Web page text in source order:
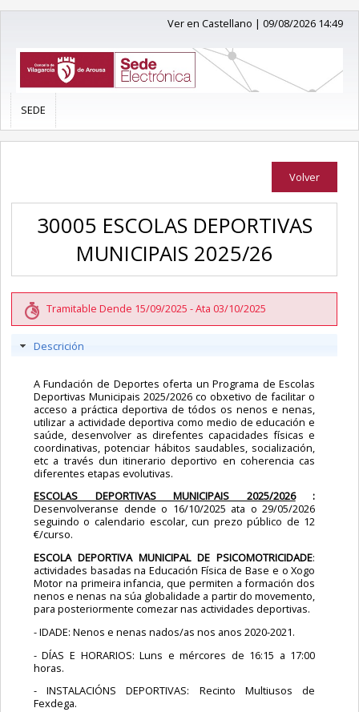
Ver en Castellano |09/08/2026 14:49
SEDE
Volver
30005 ESCOLAS DEPORTIVAS
MUNICIPAIS 2025/26
Tramitable Dende 15/09/2025 - Ata 03/10/2025
Descrición
A Fundación de Deportes oferta un Programa de Escolas
Deportivas Municipais 2025/2026 co obxetivo de facilitar o
acceso a práctica deportiva de tódos os nenos e nenas,
utilizar a actividade deportiva como medio de educación e
saúde, desenvolver as direfentes capacidades físicas e
coordinativas, potenciar hábitos saudables, socialización,
etc a través dun itinerario deportivo en coherencia cas
diferentes etapas evolutivas.
ESCOLAS DEPORTIVAS MUNICIPAIS 2025/2026:
Desenvolveranse dende o 16/10/2025 ata o 29/05/2026
seguindo o calendario escolar, cun prezo público de 12
€/curso.
ESCOLA DEPORTIVA MUNICIPAL DE PSICOMOTRICIDADE:
actividades basadas na Educación Física de Base e o Xogo
Motor na primeira infancia, que permiten a formación dos
nenos e nenas na súa globalidade a partir do movemento,
para posteriormente comezar nas actividades deportivas.
- IDADE: Nenos e nenas nados/as nos anos 2020-2021.
- DÍAS E HORARIOS: Luns e mércores de 16:15 a 17:00
horas.
- INSTALACIÓNS DEPORTIVAS: Recinto Multiusos de
Fexdega.